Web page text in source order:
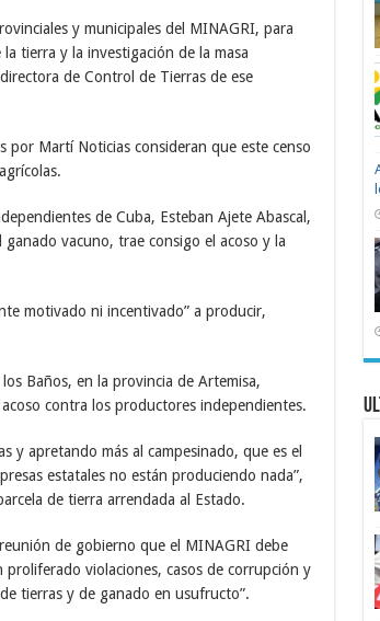
y municipales del MINAGRI, para
tierra y la investigación de la masa
de Control de Tierras de ese
por Martí Noticias consideran que este censo
de Cuba, Esteban Ajete Abascal,
vacuno, trae consigo el acoso y la
motivado ni incentivado” a producir,
Baños, en la provincia de Artemisa,
contra los productores independientes.
y apretando más al campesinado, que es el
estatales no están produciendo nada”,
de tierra arrendada al Estado.
de gobierno que el MINAGRI debe
violaciones, casos de corrupción y
tierras y de ganado en usufructo”.